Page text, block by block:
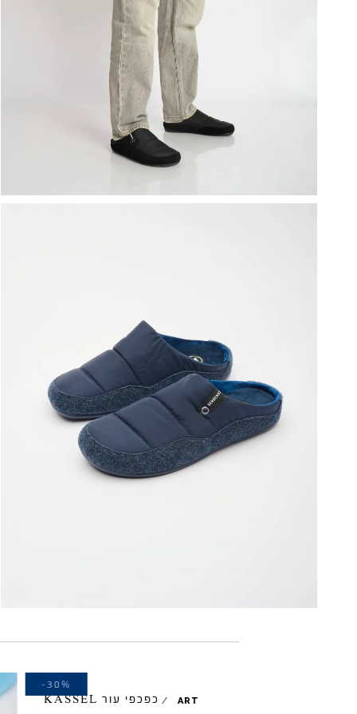
לכל המותגים שלנו
גרביים
ART
/ כפכפי עור KASSEL
-30%